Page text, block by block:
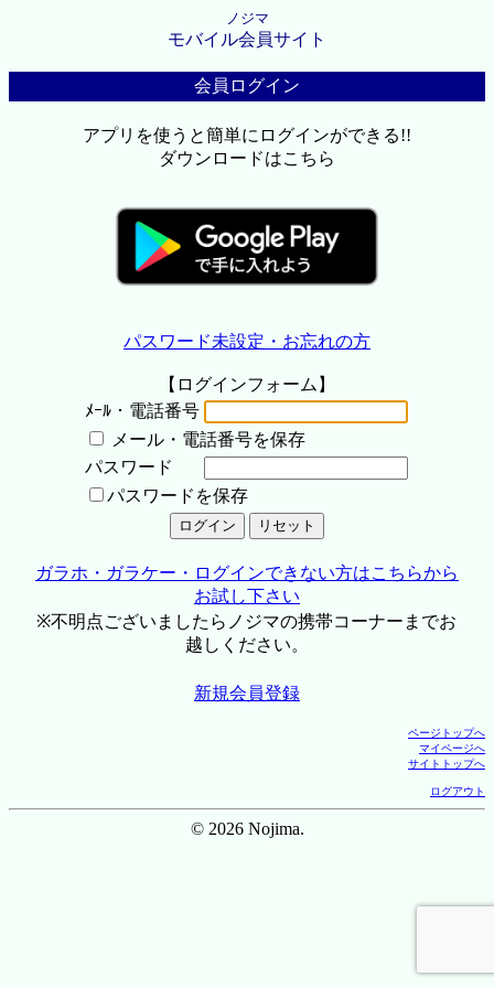
ノジマ
モバイル会員サイト
会員ログイン
アプリを使うと簡単にログインができる!!
ダウンロードはこちら
パスワード未設定・お忘れの方
【ログインフォーム】
ﾒｰﾙ・電話番号
メール・電話番号を保存
パスワード
パスワードを保存
ガラホ・ガラケー・ログインできない方はこちらから
お試し下さい
※不明点ございましたらノジマの携帯コーナーまでお
越しください。
新規会員登録
ページトップへ
マイページへ
サイトトップへ
ログアウト
© 2026 Nojima.